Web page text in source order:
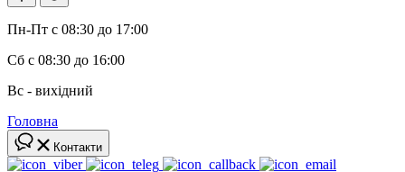
Пн-Пт с 08:30 до 17:00
Сб с 08:30 до 16:00
Вс - вихідний
Головна
Контакти